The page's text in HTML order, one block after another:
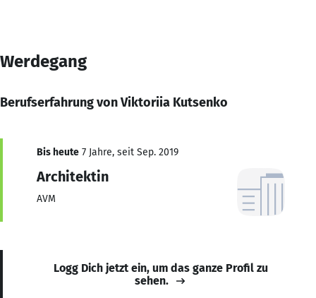
Werdegang
Berufserfahrung von Viktoriia Kutsenko
Bis heute 7 Jahre, seit Sep. 2019
Architektin
AVM
Logg Dich jetzt ein, um das ganze Profil zu
sehen.